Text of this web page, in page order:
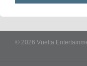
© 2026 Vuelta